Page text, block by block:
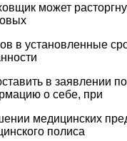
может
в установленные
в заявлении
о себе, при
медицинских
полиса